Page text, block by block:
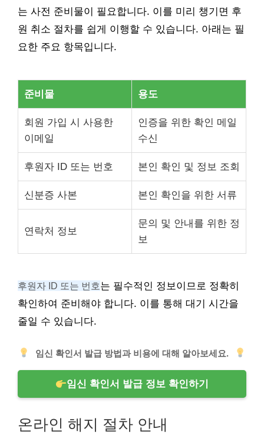
는 사전 준비물이 필요합니다. 이를 미리 챙기면 후
원 취소 절차를 쉽게 이행할 수 있습니다. 아래는 필
요한 주요 항목입니다.
준비물 용도
회원 가입 시 사용한
이메일
인증을 위한 확인 메일
수신
후원자 ID 또는 번호 본인 확인 및 정보 조회
신분증 사본 본인 확인을 위한 서류
연락처 정보
문의 및 안내를 위한 정
보
후원자 ID 또는 번호는 필수적인 정보이므로 정확히
확인하여 준비해야 합니다. 이를 통해 대기 시간을
줄일 수 있습니다.
임신 확인서 발급 방법과 비용에 대해 알아보세요.
임신 확인서 발급 정보 확인하기
온라인 해지 절차 안내